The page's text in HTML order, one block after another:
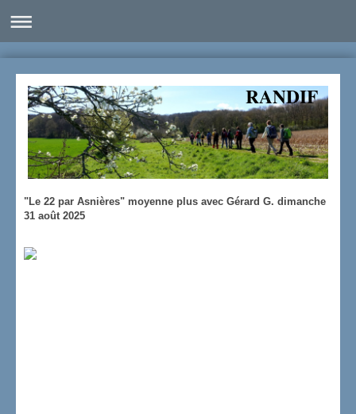
RANDIF
"Le 22 par Asnières" moyenne plus avec Gérard G. dimanche
31 août 2025